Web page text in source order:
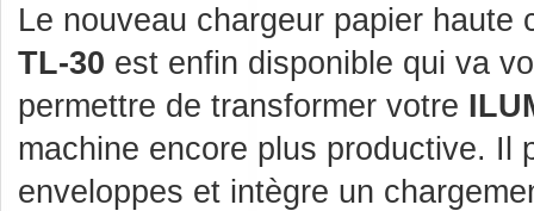
Le nouveau chargeur papier haute
TL-30 est enfin disponible qui va
permettre de transformer votre
machine encore plus productive. Il
enveloppes et intègre un